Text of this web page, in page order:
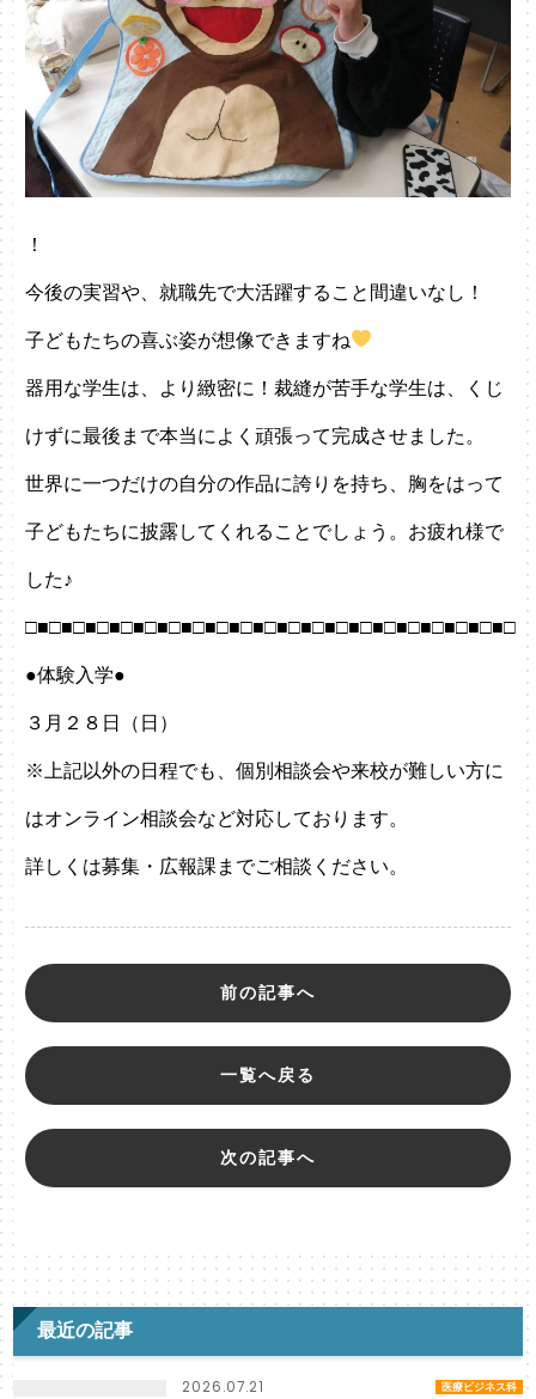
！
今後の実習や、就職先で大活躍すること間違いなし！
子どもたちの喜ぶ姿が想像できますね
器用な学生は、より緻密に！裁縫が苦手な学生は、くじ
けずに最後まで本当によく頑張って完成させました。
世界に一つだけの自分の作品に誇りを持ち、胸をはって
子どもたちに披露してくれることでしょう。お疲れ様で
した♪
□■□■□■□■□■□■□■□■□■□■□■□■□■□■□■□■□■□■□■□■□
●体験入学●
３月２８日（日）
※上記以外の日程でも、個別相談会や来校が難しい方に
はオンライン相談会など対応しております。
詳しくは募集・広報課までご相談ください。
前の記事へ
一覧へ戻る
次の記事へ
最近の記事
2026.07.21 医療ビジネス科